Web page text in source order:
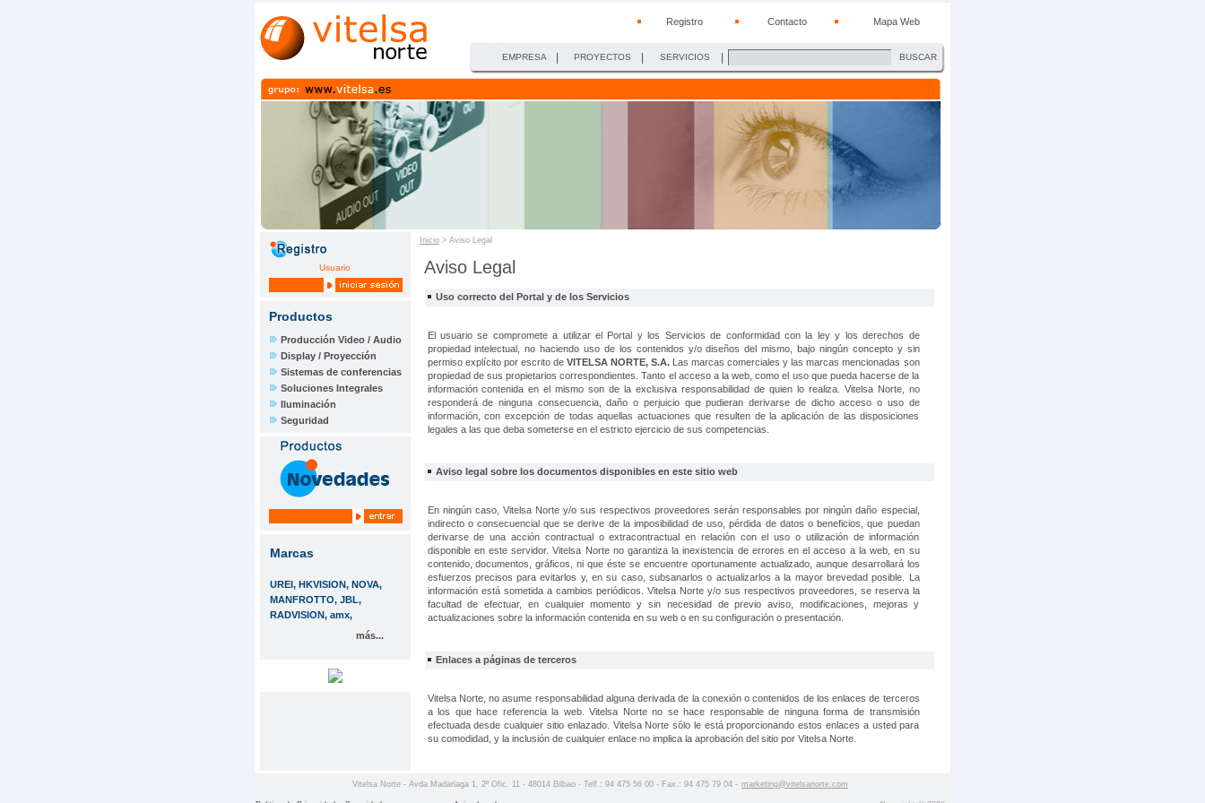
Registro Contacto Mapa Web
EMPRESA PROYECTOS SERVICIOS BUSCAR
Usuario
Productos
Producción Video / Audio
Display / Proyección
Sistemas de conferencias
Soluciones Integrales
Iluminación
Seguridad
Marcas
UREI, HKVISION, NOVA,
MANFROTTO, JBL,
RADVISION, amx,
más...
Inicio> Aviso Legal
Aviso Legal
Uso correcto del Portal y de los Servicios
El usuario se compromete a utilizar el Portal y los Servicios de conformidad con la ley y los derechos de
propiedad intelectual, no haciendo uso de los contenidos y/o diseños del mismo, bajo ningún concepto y sin
permiso explícito por escrito de VITELSA NORTE, S.A.Las marcas comerciales y las marcas mencionadas son
propiedad de sus propietarios correspondientes. Tanto el acceso a la web, como el uso que pueda hacerse de la
información contenida en el mismo son de la exclusiva responsabilidad de quien lo realiza. Vitelsa Norte, no
responderá de ninguna consecuencia, daño o perjuicio que pudieran derivarse de dicho acceso o uso de
información, con excepción de todas aquellas actuaciones que resulten de la aplicación de las disposiciones
legales a las que deba someterse en el estricto ejercicio de sus competencias.
Aviso legal sobre los documentos disponibles en este sitio web
En ningún caso, Vitelsa Norte y/o sus respectivos proveedores serán responsables por ningún daño especial,
indirecto o consecuencial que se derive de la imposibilidad de uso, pérdida de datos o beneficios, que puedan
derivarse de una acción contractual o extracontractual en relación con el uso o utilización de información
disponible en este servidor. Vitelsa Norte no garantiza la inexistencia de errores en el acceso a la web, en su
contenido, documentos, gráficos, ni que éste se encuentre oportunamente actualizado, aunque desarrollará los
esfuerzos precisos para evitarlos y, en su caso, subsanarlos o actualizarlos a la mayor brevedad posible. La
información está sometida a cambios periódicos. Vitelsa Norte y/o sus respectivos proveedores, se reserva la
facultad de efectuar, en cualquier momento y sin necesidad de previo aviso, modificaciones, mejoras y
actualizaciones sobre la información contenida en su web o en su configuración o presentación.
Enlaces a páginas de terceros
Vitelsa Norte, no asume responsabilidad alguna derivada de la conexión o contenidos de los enlaces de terceros
a los que hace referencia la web. Vitelsa Norte no se hace responsable de ninguna forma de transmisión
efectuada desde cualquier sitio enlazado. Vitelsa Norte sólo le está proporcionando estos enlaces a usted para
su comodidad, y la inclusión de cualquier enlace no implica la aprobación del sitio por Vitelsa Norte.
Vitelsa Norte - Avda Madariaga 1, 2º Ofic. 11 - 48014 Bilbao - Telf.: 94 475 56 00 - Fax.: 94 475 79 04 - marketing@vitelsanorte.com